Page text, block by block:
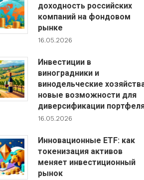
доходность российских
компаний на фондовом
рынке
16.05.2026
Инвестиции в
виноградники и
винодельческие
новые возможности для
диверсификации
16.05.2026
Инновационные ETF: как
токенизация активов
меняет инвестиционный
рынок